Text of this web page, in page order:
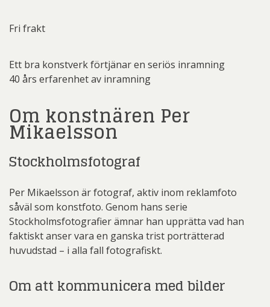
Fri frakt
Ett bra konstverk förtjänar en seriös inramning
40 års erfarenhet av inramning
Om konstnären Per
Mikaelsson
Stockholmsfotograf
Per Mikaelsson är fotograf, aktiv inom reklamfoto
såväl som konstfoto. Genom hans serie
Stockholmsfotografier ämnar han upprätta vad han
faktiskt anser vara en ganska trist porträtterad
huvudstad – i alla fall fotografiskt.
Om att kommunicera med bilder